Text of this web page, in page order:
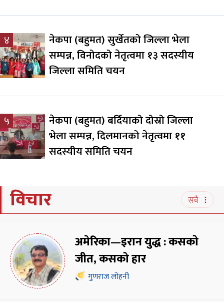
४
नेकपा (बहुमत) सुर्खेतको जिल्ला भेला
सम्पन्न, विनोदको नेतृत्वमा १३ सदस्यीय
जिल्ला समिति चयन
५
नेकपा (बहुमत) बर्दियाको दोस्रो जिल्ला
भेला सम्पन्न, दिलमानको नेतृत्वमा ११
सदस्यीय समिति चयन
विचार सबै
अमेरिका—इरान युद्ध : कसको
जीत, कसको हार
गुणराज लोहनी